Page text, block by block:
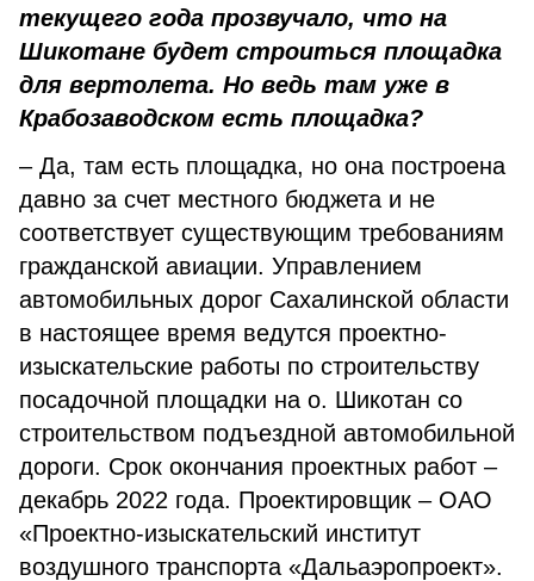
текущего года прозвучало, что на
Шикотане будет строиться площадка
для вертолета. Но ведь там уже в
Крабозаводском есть площадка?
– Да, там есть площадка, но она построена
давно за счет местного бюджета и не
соответствует существующим требованиям
гражданской авиации. Управлением
автомобильных дорог Сахалинской области
в настоящее время ведутся проектно-
изыскательские работы по строительству
посадочной площадки на о. Шикотан со
строительством подъездной автомобильной
дороги. Срок окончания проектных работ –
декабрь 2022 года. Проектировщик – ОАО
«Проектно-изыскательский институт
воздушного транспорта «Дальаэропроект».